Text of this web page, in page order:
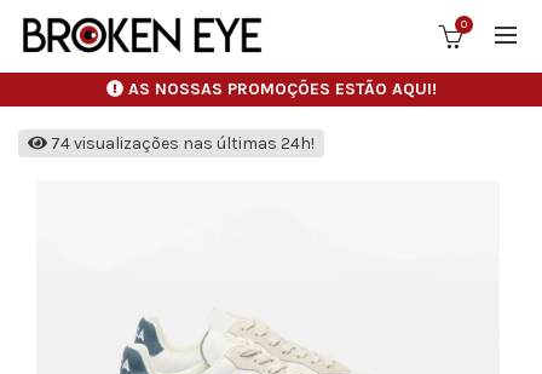
0
AS NOSSAS PROMOÇÕES ESTÃO AQUI!
74 visualizações nas últimas 24h!